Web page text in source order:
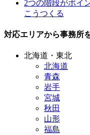
2つの階段がポイ
こうつくる
対応エリアから事務所
北海道・東北
北海道
青森
岩手
宮城
秋田
山形
福島